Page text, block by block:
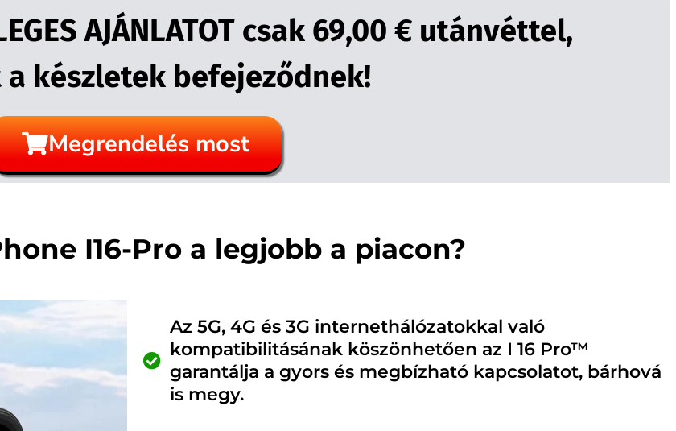
AJÁNLATOT csak 69,00 € utánvéttel,
készletek befejeződnek!
Megrendelés most
I16-Pro a legjobb a piacon?
Az 5G, 4G és 3G internethálózatokkal való
kompatibilitásának köszönhetően az I 16 Pro™
garantálja a gyors és megbízható kapcsolatot, bárhová
is megy.